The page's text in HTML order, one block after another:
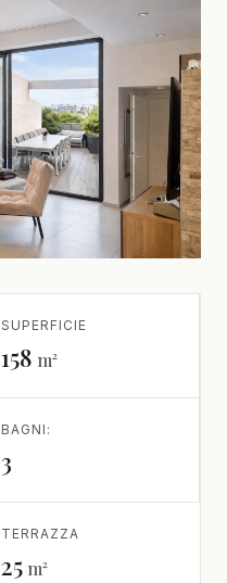
SUPERFICIE
158 m²
BAGNI:
3
TERRAZZA
25 m²